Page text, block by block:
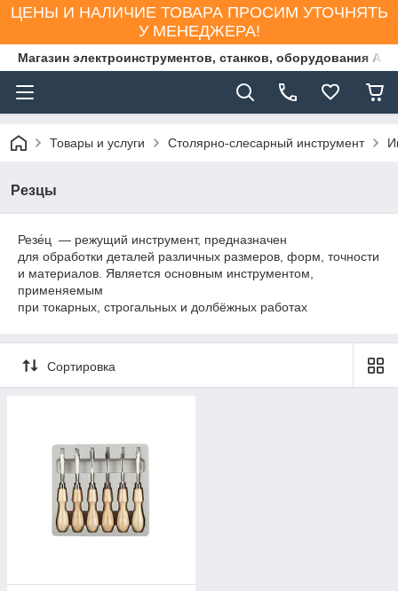
ЦЕНЫ И НАЛИЧИЕ ТОВАРА ПРОСИМ УТОЧНЯТЬ
У МЕНЕДЖЕРА!
Магазин электроинструментов, станков, оборудования
Товары и услуги Столярно-слесарный инструмент
Резцы
Резе́ц — режущий инструмент, предназначен
для обработки деталей различных размеров, форм, точности
и материалов. Является основным инструментом,
применяемым
при токарных, строгальных и долбёжных работах
Сортировка